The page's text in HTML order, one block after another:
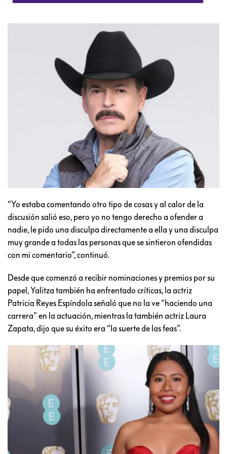
“Yo estaba comentando otro tipo de cosas y al calor de la
discusión salió eso, pero yo no tengo derecho a ofender a
nadie, le pido una disculpa directamente a ella y una disculpa
muy grande a todas las personas que se sintieron ofendidas
con mi comentario”, continuó.
Desde que comenzó a recibir nominaciones y premios por su
papel, Yalitza también ha enfrentado críticas, la actriz
Patricia Reyes Espíndola señaló que no la ve “haciendo una
carrera” en la actuación, mientras la también actriz Laura
Zapata, dijo que su éxito era “la suerte de las feas”.